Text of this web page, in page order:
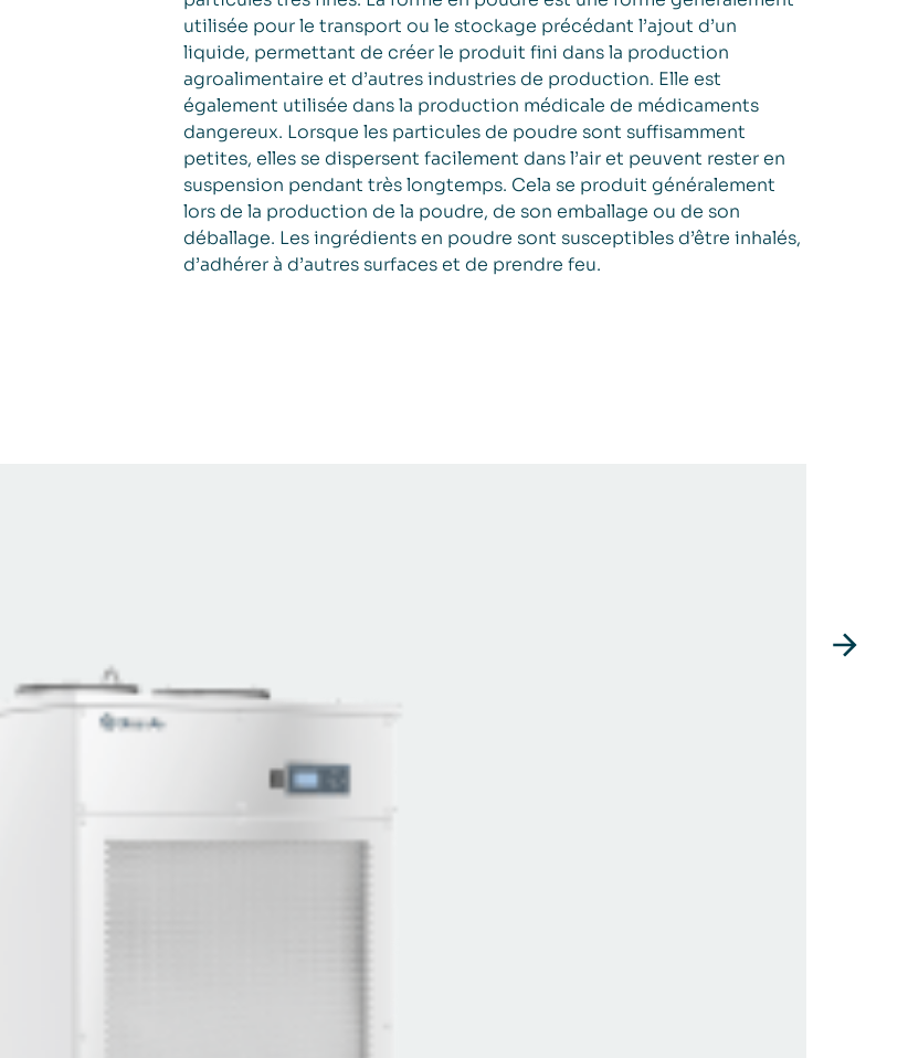
utilisée pour le transport ou le stockage précédant l’ajout d’un
liquide, permettant de créer le produit fini dans la production
agroalimentaire et d’autres industries de production. Elle est
également utilisée dans la production médicale de médicaments
dangereux. Lorsque les particules de poudre sont suffisamment
petites, elles se dispersent facilement dans l’air et peuvent rester en
suspension pendant très longtemps. Cela se produit généralement
lors de la production de la poudre, de son emballage ou de son
déballage. Les ingrédients en poudre sont susceptibles d’être inhalés,
d’adhérer à d’autres surfaces et de prendre feu.